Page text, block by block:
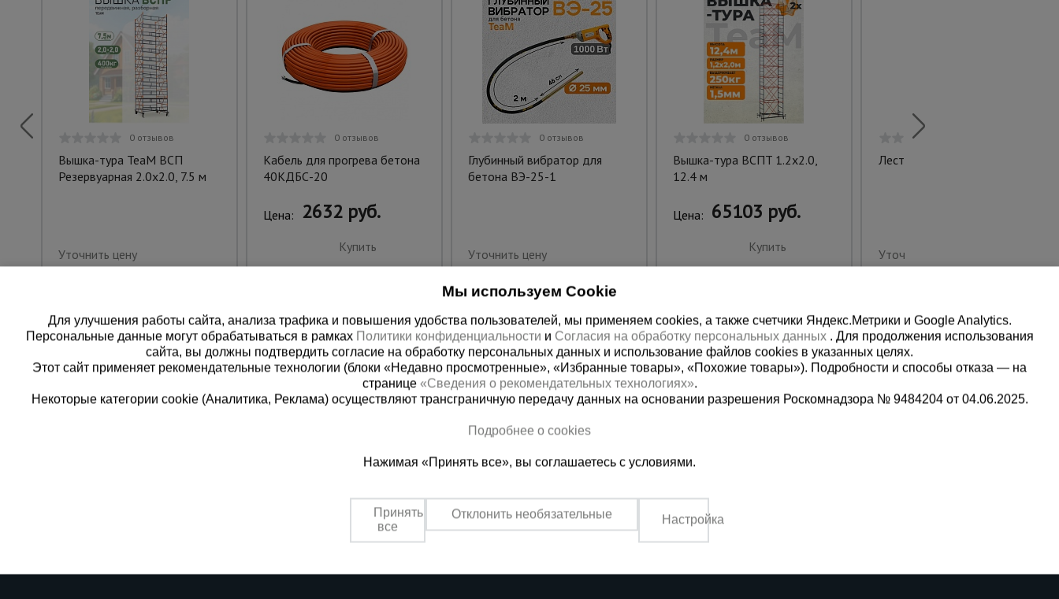
0 отзывов
Вышка-тура TeaM ВСП
Резервуарная 2.0х2.0, 7.5 м
Уточнить цену
0 отзывов
Кабель для прогрева бетона
40КДБС-20
Цена: 2632 руб.
Купить
0 отзывов
Глубинный вибратор для
бетона ВЭ-25-1
Уточнить цену
0 отзывов
Вышка-тура ВСПT 1.2х2.0,
12.4 м
Цена: 65103 руб.
Купить
Лестница трансформер T204
Уточнить цену
8 (800) 200-25-90
бесплатно по России
+7 (727) 339-13-09
Пн-Вс: с 9:00 до 18:00
Мы используем Cookie
Для улучшения работы сайта, анализа трафика и повышения удобства пользователей, мы применяем cookies, а также счетчики Яндекс.Метрики и Google Analytics.
Персональные данные могут обрабатываться в рамках Политики конфиденциальности и Согласия на обработку персональных данных . Для продолжения использования
сайта, вы должны подтвердить согласие на обработку персональных данных и использование файлов cookies в указанных целях.
Этот сайт применяет рекомендательные технологии (блоки «Недавно просмотренные», «Избранные товары», «Похожие товары»). Подробности и способы отказа — на
странице «Сведения о рекомендательных технологиях».
Некоторые категории cookie (Аналитика, Реклама) осуществляют трансграничную передачу данных на основании разрешения Роскомнадзора № 9484204 от 04.06.2025.
Подробнее о cookies
Нажимая «Принять все», вы соглашаетесь с условиями.
Принять
все
Отклонить необязательные Настройка